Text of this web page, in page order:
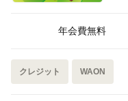
年会費無料
クレジット WAON